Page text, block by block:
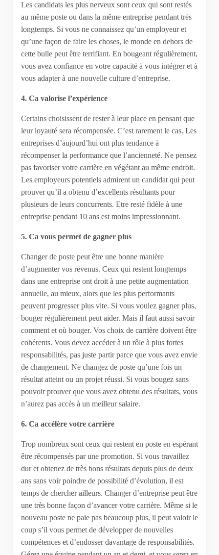
Les candidats les plus nerveux sont ceux qui sont restés
au même poste ou dans la même entreprise pendant très
longtemps. Si vous ne connaissez qu’un employeur et
qu’une façon de faire les choses, le monde en dehors de
cette bulle peut être terrifiant. En bougeant régulièrement,
vous avez confiance en votre capacité à vous intégrer et à
vous adapter à une nouvelle culture d’entreprise.
4. Ca valorise l’expérience
Certains choisissent de rester à leur place en pensant que
leur loyauté sera récompensée. C’est rarement le cas. Les
entreprises d’aujourd’hui ont plus tendance à
récompenser la performance que l’ancienneté. Ne pensez
pas favoriser votre carrière en végétant au même endroit.
Les employeurs potentiels admirent un candidat qui peut
prouver qu’il a obtenu d’excellents résultants pour
plusieurs de leurs concurrents. Etre resté fidèle à une
entreprise pendant 10 ans est moins impressionnant.
5. Ca vous permet de gagner plus
Changer de poste peut être une bonne manière
d’augmenter vos revenus. Ceux qui restent longtemps
dans une entreprise ont droit à une petite augmentation
annuelle, au mieux, alors que les plus performants
peuvent progresser plus vite. Si vous voulez gagner plus,
bouger régulièrement peut aider. Mais il faut aussi savoir
comment et où bouger. Vos choix de carrière doivent être
cohérents. Vous devez accéder à un rôle à plus fortes
responsabilités, pas juste partir parce que vous avez envie
de changement. Ne changez de poste qu’une fois un
résultat atteint ou un projet réussi. Si vous bougez sans
pouvoir prouver que vous avez obtenu des résultats, vous
n’aurez pas accès à un meilleur salaire.
6. Ca accélère votre carrière
Trop nombreux sont ceux qui restent en poste en espérant
être récompensés par une promotion. Si vous travaillez
dur et obtenez de très bons résultats depuis plus de deux
ans sans voir poindre de possibilité d’évolution, il est
temps de chercher ailleurs. Changer d’entreprise peut être
une très bonne façon d’avancer votre carrière. Même si le
nouveau poste ne paie pas beaucoup plus, il peut valoir le
coup s’il vous permet de développer de nouvelles
compétences et d’endosser davantage de responsabilités.